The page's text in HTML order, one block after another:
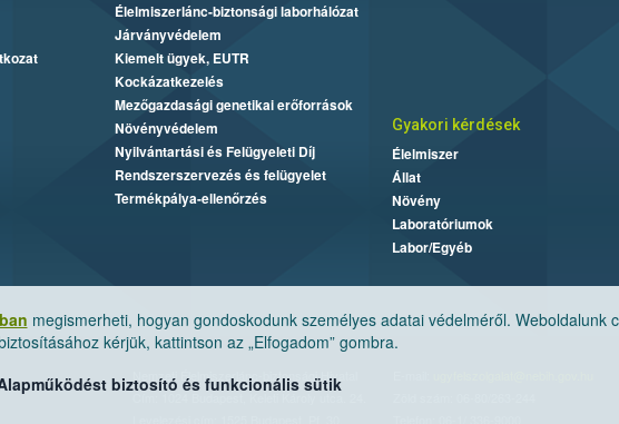
megismerheti, hogyan gondoskodunk személyes adatai védelméről. Weboldalunk
kérjük, kattintson az „Elfogadom” gombra.
biztosító és funkcionális sütik
Élelmiszerlánc-biztonsági laborhálózat
Járványvédelem
Kiemelt ügyek, EUTR
Kockázatkezelés
Mezőgazdasági genetikai erőforrások
Növényvédelem
Nyilvántartási és Felügyeleti Díj
Rendszerszervezés és felügyelet
Termékpálya-ellenőrzés
Gyakori kérdések
Élelmiszer
Állat
Növény
Laboratóriumok
Labor/Egyéb
Nemzeti Élelmiszerlánc-biztonsági Hivatal